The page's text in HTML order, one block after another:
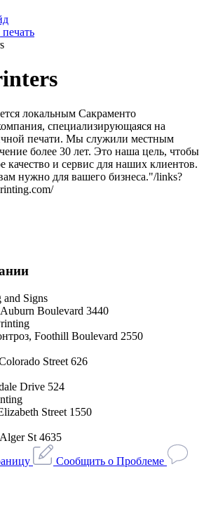
локальным Сакраменто
специализирующаяся на
печати. Мы служили местным
более 30 лет. Это наша цель, чтобы
качество и сервис для наших клиентов.
нужно для вашего бизнеса."/links?
and Signs
Boulevard 3440
Foothill Boulevard 2550
Street 626
Drive 524
Street 1550
St 4635
Сообщить о Проблеме